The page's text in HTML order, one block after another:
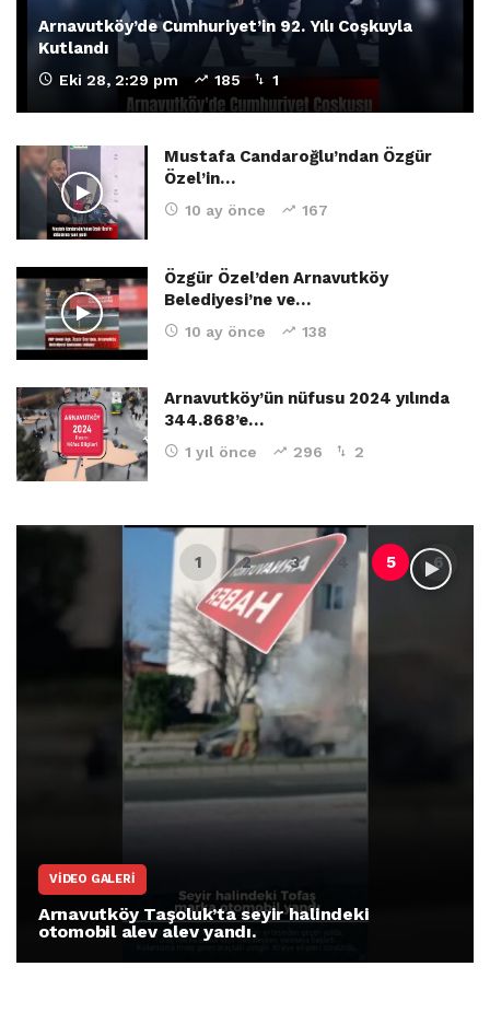
Arnavutköy’de Cumhuriyet’in 92. Yılı Coşkuyla
Kutlandı
Eki 28, 2:29 pm 185 1
Mustafa Candaroğlu’ndan Özgür
Özel’in…
10 ay önce 167
Özgür Özel’den Arnavutköy
Belediyesi’ne ve…
10 ay önce 138
Arnavutköy’ün nüfusu 2024 yılında
344.868’e…
1 yıl önce 296 2
VIDEO GALERI
Arnavutköy Taşoluk’ta seyir halindeki
otomobil alev alev yandı.